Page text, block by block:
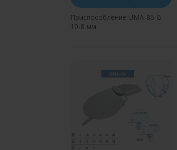
Приспособление UMA-86-B
10-8 мм